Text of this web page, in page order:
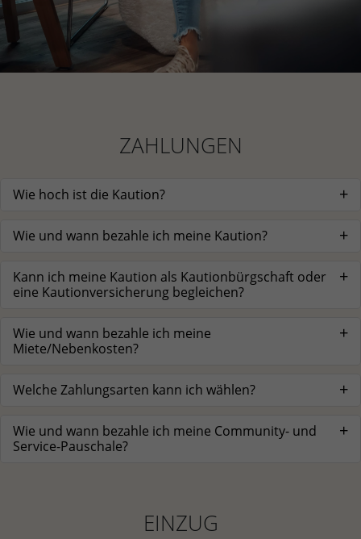
ZAHLUNGEN
Wie hoch ist die Kaution?
Wie und wann bezahle ich meine Kaution?
Kann ich meine Kaution als Kautionbürgschaft oder
eine Kautionversicherung begleichen?
Wie und wann bezahle ich meine
Miete/Nebenkosten?
Welche Zahlungsarten kann ich wählen?
Wie und wann bezahle ich meine Community- und
Service-Pauschale?
EINZUG